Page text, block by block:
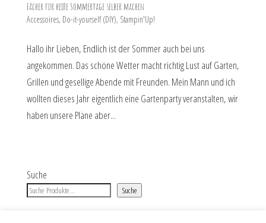
Fächer für heiße Sommertage selber machen
Accessoires, Do-it-yourself (DIY), Stampin'Up!
Hallo ihr Lieben, Endlich ist der Sommer auch bei uns
angekommen. Das schöne Wetter macht richtig Lust auf Garten,
Grillen und gesellige Abende mit Freunden. Mein Mann und ich
wollten dieses Jahr eigentlich eine Gartenparty veranstalten, wir
haben unsere Pläne aber...
Suche
Suche